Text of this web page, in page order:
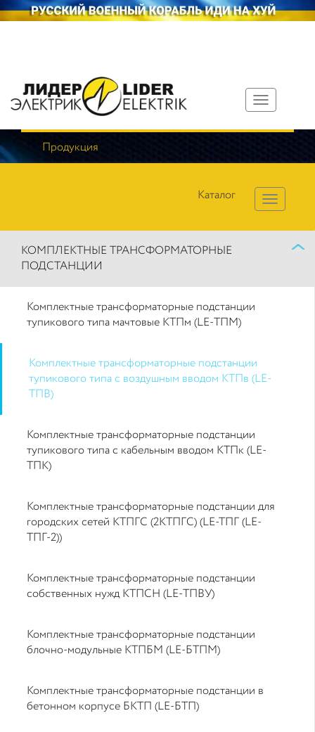
Toggle
navigation
Продукция
Каталог
КОМПЛЕКТНЫЕ ТРАНСФОРМАТОРНЫЕ
ПОДСТАНЦИИ
Комплектные трансформаторные подстанции
тупикового типа мачтовые КТПм (LE-ТПМ)
Комплектные трансформаторные подстанции
тупикового типа с воздушным вводом КТПв (LE-
ТПВ)
Комплектные трансформаторные подстанции
тупикового типа с кабельным вводом КТПк (LE-
ТПК)
Комплектные трансформаторные подстанции для
городских сетей КТПГС (2КТПГС) (LE-TПГ (LE-
TПГ-2))
Комплектные трансформаторные подстанции
собственных нужд КТПСН (LE-ТПВУ)
Комплектные трансформаторные подстанции
блочно-модульные КТПБМ (LE-БТПМ)
Комплектные трансформаторные подстанции в
бетонном корпусе БКТП (LE-БТП)